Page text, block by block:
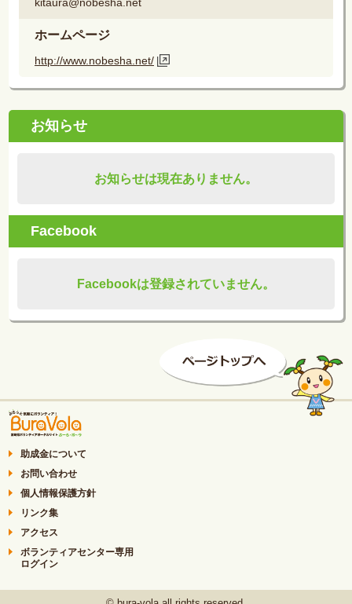
kitaura@nobesha.net
ホームページ
http://www.nobesha.net/
お知らせ
お知らせは現在ありません。
Facebook
Facebookは登録されていません。
助成金について
お問い合わせ
個人情報保護方針
リンク集
アクセス
ボランティアセンター専用
ログイン